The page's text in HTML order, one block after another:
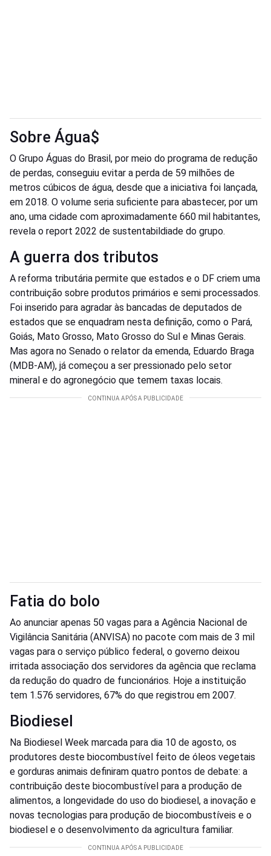
Sobre Água$
O Grupo Águas do Brasil, por meio do programa de redução
de perdas, conseguiu evitar a perda de 59 milhões de
metros cúbicos de água, desde que a iniciativa foi lançada,
em 2018. O volume seria suficiente para abastecer, por um
ano, uma cidade com aproximadamente 660 mil habitantes,
revela o report 2022 de sustentabildiade do grupo.
A guerra dos tributos
A reforma tributária permite que estados e o DF criem uma
contribuição sobre produtos primários e semi processados.
Foi inserido para agradar às bancadas de deputados de
estados que se enquadram nesta definição, como o Pará,
Goiás, Mato Grosso, Mato Grosso do Sul e Minas Gerais.
Mas agora no Senado o relator da emenda, Eduardo Braga
(MDB-AM), já começou a ser pressionado pelo setor
mineral e do agronegócio que temem taxas locais.
Fatia do bolo
Ao anunciar apenas 50 vagas para a Agência Nacional de
Vigilância Sanitária (ANVISA) no pacote com mais de 3 mil
vagas para o serviço público federal, o governo deixou
irritada associação dos servidores da agência que reclama
da redução do quadro de funcionários. Hoje a instituição
tem 1.576 servidores, 67% do que registrou em 2007.
Biodiesel
Na Biodiesel Week marcada para dia 10 de agosto, os
produtores deste biocombustível feito de óleos vegetais
e gorduras animais definiram quatro pontos de debate: a
contribuição deste biocombustível para a produção de
alimentos, a longevidade do uso do biodiesel, a inovação e
novas tecnologias para produção de biocombustíveis e o
biodiesel e o desenvolvimento da agricultura familiar.